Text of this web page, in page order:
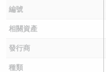
編號
相關資產
發行商
種類